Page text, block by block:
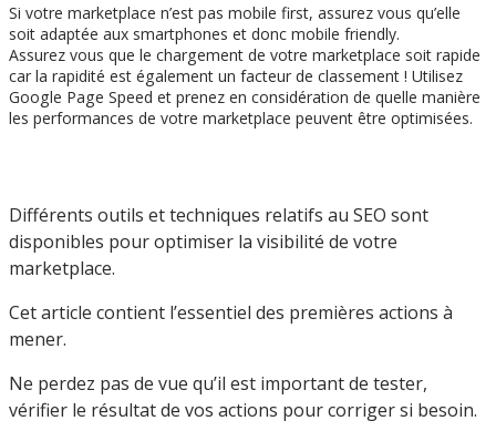
Si votre marketplace n’est pas mobile first, assurez vous qu’elle
soit adaptée aux smartphones et donc mobile friendly.
Assurez vous que le chargement de votre marketplace soit rapide
car la rapidité est également un facteur de classement ! Utilisez
Google Page Speed et prenez en considération de quelle manière
les performances de votre marketplace peuvent être optimisées.
Différents outils et techniques relatifs au SEO sont
disponibles pour optimiser la visibilité de votre
marketplace.
Cet article contient l’essentiel des premières actions à
mener.
Ne perdez pas de vue qu’il est important de tester,
vérifier le résultat de vos actions pour corriger si besoin.